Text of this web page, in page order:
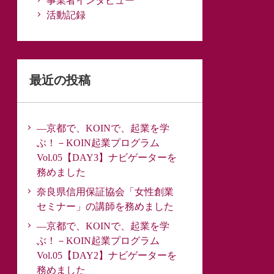
活動記録
最近の投稿
―京都で、KOINで、起業を学
ぶ！－KOIN起業プログラム
Vol.05【DAY3】ナビゲーターを
務めました
奈良県信用保証協会「女性創業
セミナー」の講師を務めました
―京都で、KOINで、起業を学
ぶ！－KOIN起業プログラム
Vol.05【DAY2】ナビゲーターを
務めました